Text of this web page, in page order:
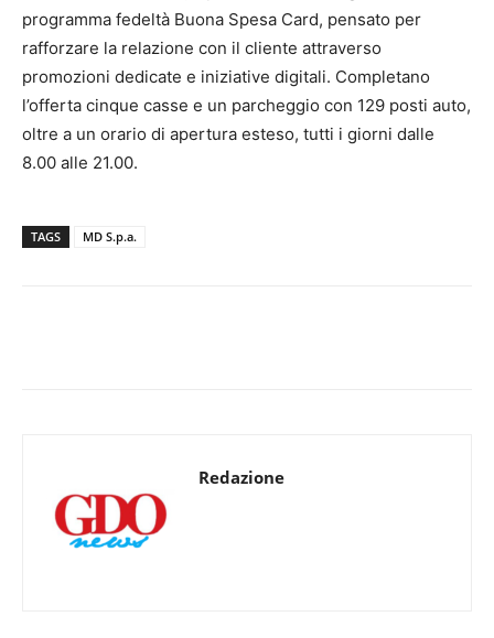
programma fedeltà Buona Spesa Card, pensato per
rafforzare la relazione con il cliente attraverso
promozioni dedicate e iniziative digitali. Completano
l’offerta cinque casse e un parcheggio con 129 posti auto,
oltre a un orario di apertura esteso, tutti i giorni dalle
8.00 alle 21.00.
TAGS MD S.p.a.
Redazione